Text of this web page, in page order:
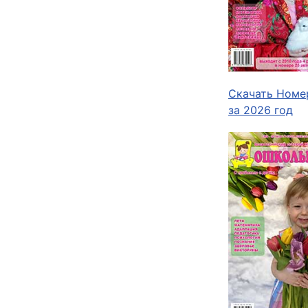
Скачать
за 2026 год